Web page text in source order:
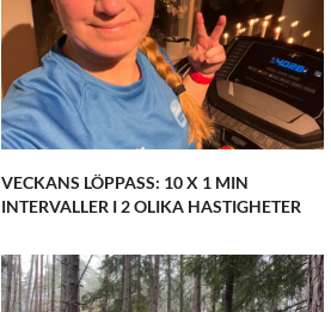
VECKANS LÖPPASS: 10 X 1 MIN
INTERVALLER I 2 OLIKA HASTIGHETER